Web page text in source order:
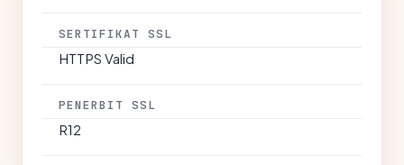
SERTIFIKAT SSL
HTTPS Valid
PENERBIT SSL
R12